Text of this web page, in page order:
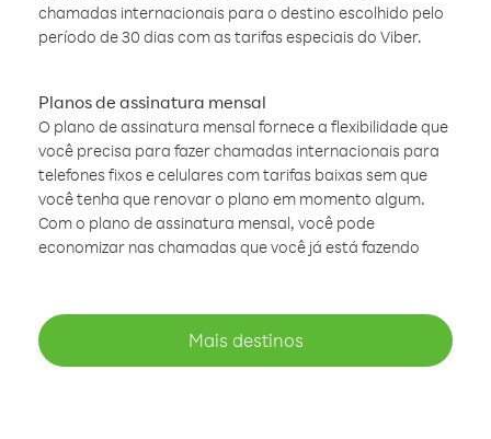
chamadas internacionais para o destino escolhido pelo
período de 30 dias com as tarifas especiais do Viber.
Planos de assinatura mensal
O plano de assinatura mensal fornece a flexibilidade que
você precisa para fazer chamadas internacionais para
telefones fixos e celulares com tarifas baixas sem que
você tenha que renovar o plano em momento algum.
Com o plano de assinatura mensal, você pode
economizar nas chamadas que você já está fazendo
Mais destinos